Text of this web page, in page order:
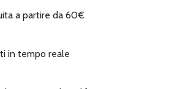
a partire da 60€
in tempo reale